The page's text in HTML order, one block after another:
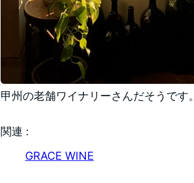
甲州の老舗ワイナリーさんだそうです。
関連 :
GRACE WINE